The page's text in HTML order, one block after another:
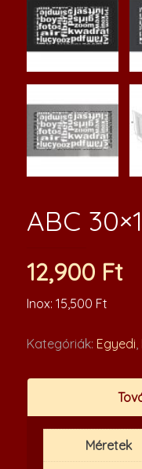
ABC
12,900 Ft
Inox: 15,500 Ft
Kategóriák: Egyedi,
Méretek